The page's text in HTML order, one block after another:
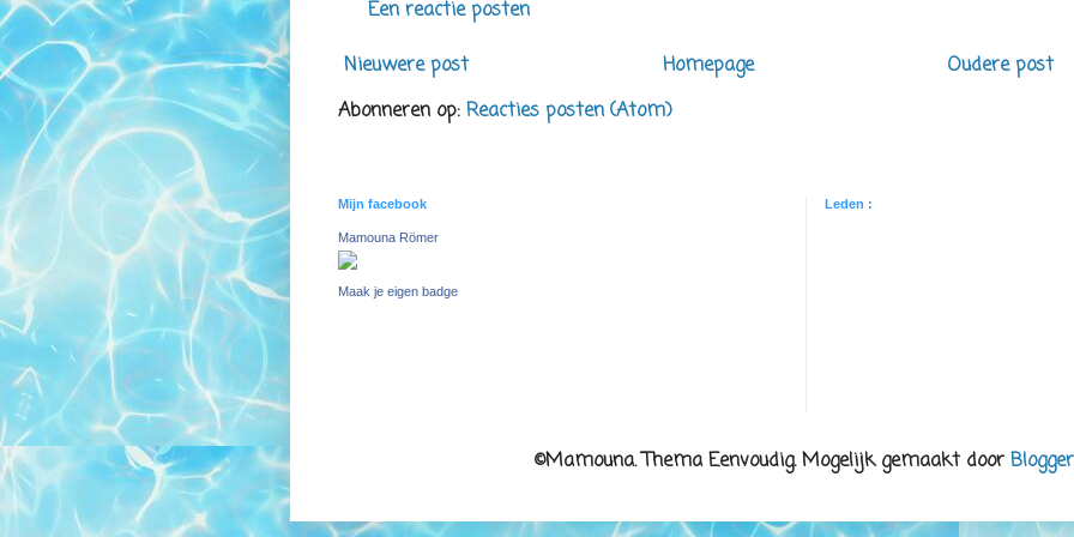
Een reactie posten
Nieuwere post
Oudere post
Homepage
Abonneren op: Reacties posten (Atom)
Mijn facebook
Mamouna Römer
Maak je eigen badge
Leden :
©Mamouna. Thema Eenvoudig. Mogelijk gemaakt door Blogger